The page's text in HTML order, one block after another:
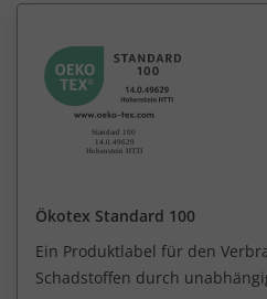
Ökotex Standard 100
Ein Produktlabel für den
Schadstoffen durch